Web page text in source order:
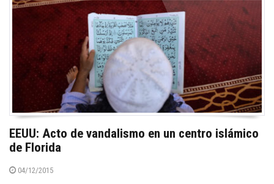
EEUU: Acto de vandalismo en un centro islámico
de Florida
04/12/2015